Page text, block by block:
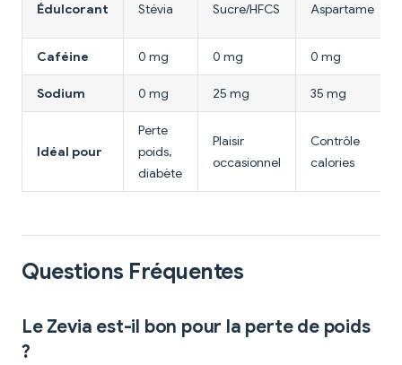
Édulcorant Stévia Sucre/HFCS Aspartame
Caféine 0 mg 0 mg 0 mg
Sodium 0 mg 25 mg 35 mg
Idéal pour
Perte
poids,
diabète
Plaisir
occasionnel
Contrôle
calories
Questions Fréquentes
Le Zevia est-il bon pour la perte de poids
?